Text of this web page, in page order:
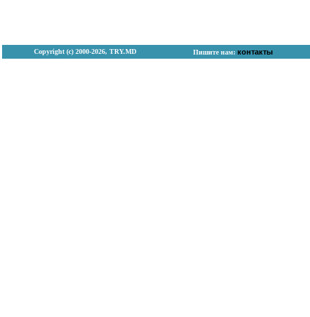
Copyright (с) 2000-2026, TRY.MD Пишите нам: контакты